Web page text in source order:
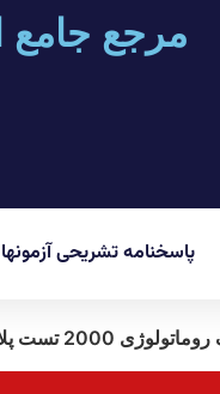
مرجع
پاسخنامه تشریحی آزمونها
2000 تست پلاس